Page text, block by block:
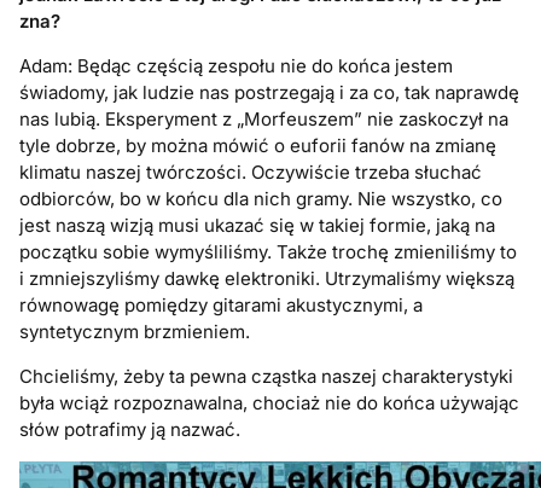
zna?
Adam: Będąc częścią zespołu nie do końca jestem
świadomy, jak ludzie nas postrzegają i za co, tak naprawdę
nas lubią. Eksperyment z „Morfeuszem” nie zaskoczył na
tyle dobrze, by można mówić o euforii fanów na zmianę
klimatu naszej twórczości. Oczywiście trzeba słuchać
odbiorców, bo w końcu dla nich gramy. Nie wszystko, co
jest naszą wizją musi ukazać się w takiej formie, jaką na
początku sobie wymyśliliśmy. Także trochę zmieniliśmy to
i zmniejszyliśmy dawkę elektroniki. Utrzymaliśmy większą
równowagę pomiędzy gitarami akustycznymi, a
syntetycznym brzmieniem.
Chcieliśmy, żeby ta pewna cząstka naszej charakterystyki
była wciąż rozpoznawalna, chociaż nie do końca używając
słów potrafimy ją nazwać.